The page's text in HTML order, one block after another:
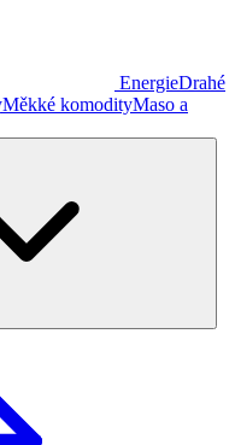
EnergieDrahé
Měkké komodityMaso a